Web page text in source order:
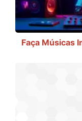
Faça Músicas